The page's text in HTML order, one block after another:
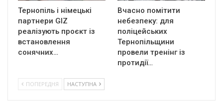
Тернопіль і німецькі
партнери GIZ
реалізують проєкт із
встановлення
сонячних…
Вчасно помітити
небезпеку: для
поліцейських
Тернопільщини
провели тренінг із
протидії…
ПОПЕРЕДНЯ НАСТУПНА